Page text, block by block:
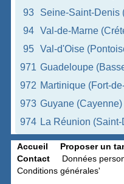
93
Seine-Saint-Denis
94
Val-de-Marne
95
Val-d'Oise
971 Guadeloupe
972 Martinique (Fort-
973 Guyane (Cayenne)
974 La Réunion
Accueil Proposer un
Contact
Données
Conditions générales'